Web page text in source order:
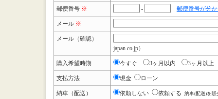
郵便番号 ※ - 郵便番号が分
メール ※
メール（確認）
japan.co.jp）
購入希望時期 今すぐ 3ヶ月以内 3ヶ月以上
支払方法 現金 ローン
納車（配送） 依頼しない 依頼する 納車(配送)を